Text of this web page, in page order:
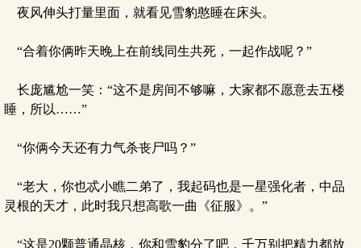
夜风伸头打量里面，就看见雪豹憨睡在床头。
“合着你俩昨天晚上在前线同生共死，一起作战呢？”
长庞尴尬一笑：“这不是房间不够嘛，大家都不愿意去五楼
睡，所以……”
“你俩今天还有力气杀丧尸吗？”
“老大，你也忒小瞧二弟了，我起码也是一星强化者，中品
灵根的天才，此时我只想高歌一曲《征服》。”
“这是20颗普通晶核，你和雪豹分了吧，千万别把精力都放